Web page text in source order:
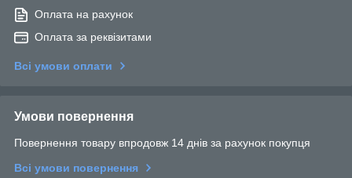
Оплата на рахунок
Оплата за реквізитами
Всі умови оплати
Умови повернення
Повернення товару впродовж 14 днів за рахунок покупця
Всі умови повернення